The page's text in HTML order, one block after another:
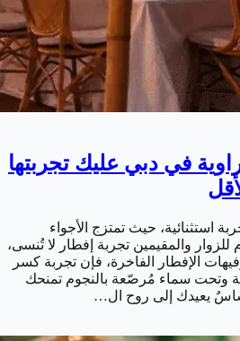
في دبي عليك تجربتها
استثنائية، حيث تمتزج الأجواء
للزوار والمقيمين تجربة إفطار لا تُنسى،
الإفطار الفاخرة، فإن تجربة كسر
وتحت سماء مُرصّعة بالنجوم تمنحك
يعيدك إلى روح ال…